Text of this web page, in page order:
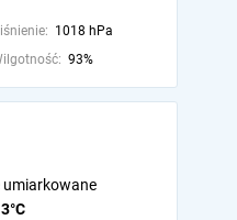
1018 hPa
93%
umiarkowane